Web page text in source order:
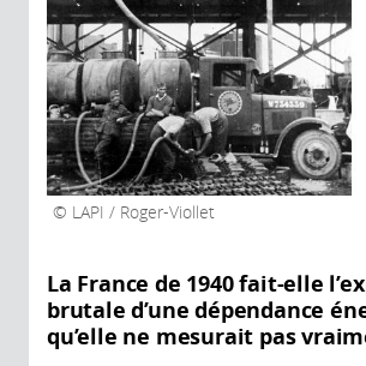
LAPI / Roger-Viollet
La France de 1940 fait-elle
brutale d’une dépendance
qu’elle ne mesurait pas